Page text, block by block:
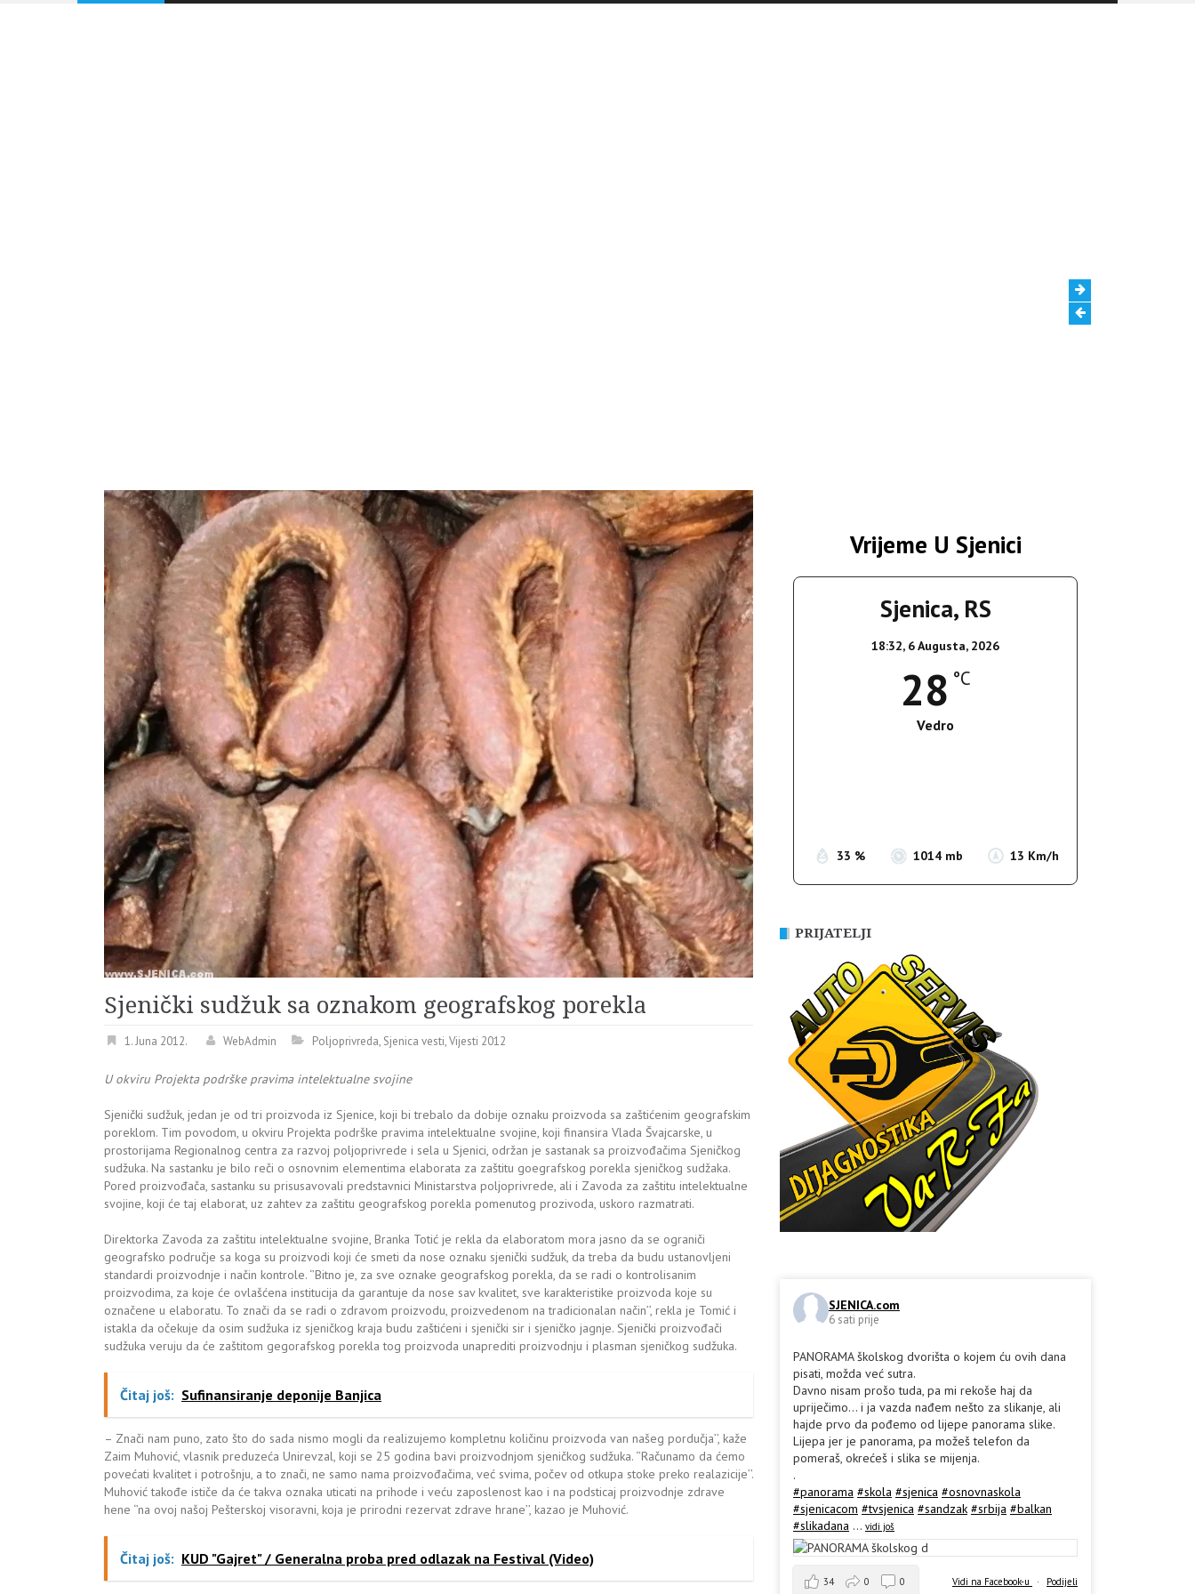
Sjenički sudžuk sa oznakom geografskog porekla
1. Juna 2012. WebAdmin Poljoprivreda, Sjenica vesti,Vijesti 2012
U okviru Projekta podrške pravima intelektualne svojine
Sjenički sudžuk, jedan je od tri proizvoda iz Sjenice, koji bi trebalo da dobije oznaku proizvoda sa zaštićenim geografskim
poreklom. Tim povodom, u okviru Projekta podrške pravima intelektualne svojine, koji finansira Vlada Švajcarske, u
prostorijama Regionalnog centra za razvoj poljoprivrede i sela u Sjenici, održan je sastanak sa proizvođačima Sjeničkog
sudžuka. Na sastanku je bilo reči o osnovnim elementima elaborata za zaštitu goegrafskog porekla sjeničkog sudžaka.
Pored proizvođača, sastanku su prisusavovali predstavnici Ministarstva poljoprivrede, ali i Zavoda za zaštitu intelektualne
svojine, koji će taj elaborat, uz zahtev za zaštitu geografskog porekla pomenutog prozivoda, uskoro razmatrati.
Direktorka Zavoda za zaštitu intelektualne svojine, Branka Totić je rekla da elaboratom mora jasno da se ograniči
geografsko područje sa koga su proizvodi koji će smeti da nose oznaku sjenički sudžuk, da treba da budu ustanovljeni
standardi proizvodnje i način kontrole. ‘’Bitno je, za sve oznake geografskog porekla, da se radi o kontrolisanim
proizvodima, za koje će ovlašćena institucija da garantuje da nose sav kvalitet, sve karakteristike proizvoda koje su
označene u elaboratu. To znači da se radi o zdravom proizvodu, proizvedenom na tradicionalan način’’, rekla je Tomić i
istakla da očekuje da osim sudžuka iz sjeničkog kraja budu zaštićeni i sjenički sir i sjeničko jagnje. Sjenički proizvođači
sudžuka veruju da će zaštitom gegorafskog porekla tog proizvoda unaprediti proizvodnju i plasman sjeničkog sudžuka.
Čitaj još: Sufinansiranje deponije Banjica
– Znači nam puno, zato što do sada nismo mogli da realizujemo kompletnu količinu proizvoda van našeg pordučja’’, kaže
Zaim Muhović, vlasnik preduzeća Unirevzal, koji se 25 godina bavi proizvodnjom sjeničkog sudžuka. ‘’Računamo da ćemo
povećati kvalitet i potrošnju, a to znači, ne samo nama proizvođačima, već svima, počev od otkupa stoke preko realazicije’’.
Muhović takođe ističe da će takva oznaka uticati na prihode i veću zaposlenost kao i na podsticaj proizvodnje zdrave
hene ‘’na ovoj našoj Pešterskoj visoravni, koja je prirodni rezervat zdrave hrane’’, kazao je Muhović.
Čitaj još: KUD "Gajret" / Generalna proba pred odlazak na Festival (Video)
Vrijeme U Sjenici
Sjenica, RS
18:32, 6 Augusta, 2026
28 °C
Vedro
33 % 1014 mb 13 Km/h
PRIJATELJI
SJENICA.com
6 sati prije
PANORAMA školskog dvorišta o kojem ću ovih dana
pisati, možda već sutra.
Davno nisam prošo tuda, pa mi rekoše haj da
upriječimo... i ja vazda nađem nešto za slikanje, ali
hajde prvo da pođemo od lijepe panorama slike.
Lijepa jer je panorama, pa možeš telefon da
pomeraš, okrećeš i slika se mijenja.
.
#panorama #skola #sjenica #osnovnaskola
#sjenicacom #tvsjenica #sandzak #srbija #balkan
#slikadana ... vidi još
Vidi na Facebook-u · Podijeli
34 0 0